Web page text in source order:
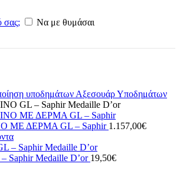
σας;
Να με θυμάσαι
υποδημάτων Αξεσουάρ Υποδημάτων
GL – Saphir Medaille D’or
ΜΕ ΔΕΡΜΑ GL – Saphir 1.157,00€
Saphir Medaille D’or 19,50€